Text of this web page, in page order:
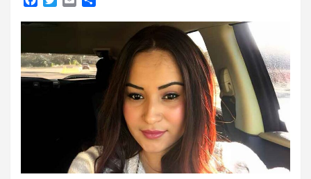
b
o
o
t
e
r
l
a
r
r